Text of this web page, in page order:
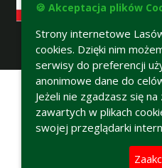
🍪 Akceptacja plików
Strony internetowe
cookies. Dzięki nim
serwisy do preferencji
anonimowe dane do
Jeżeli nie zgadzasz się
zawartych w plikach
swojej przeglądarki